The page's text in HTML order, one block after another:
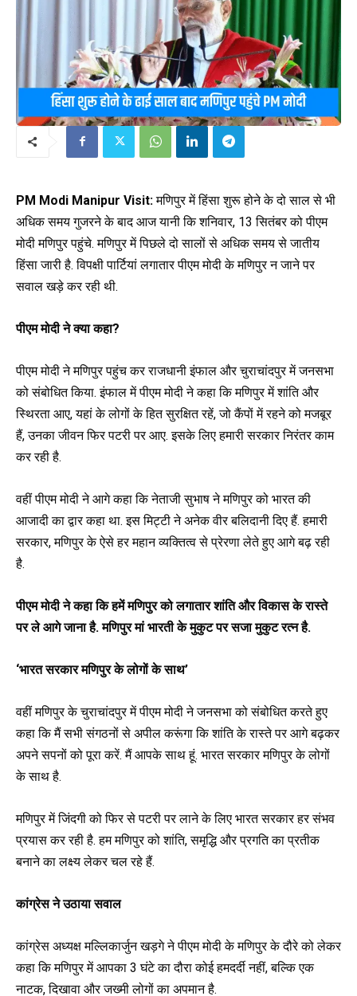
PM Modi Manipur Visit:मणिपुर में हिंसा शुरू होने के दो साल से भी
अधिक समय गुजरने के बाद आज यानी कि शनिवार, 13 सितंबर को पीएम
मोदी मणिपुर पहुंचे. मणिपुर में पिछले दो सालों से अधिक समय से जातीय
हिंसा जारी है. विपक्षी पार्टियां लगातार पीएम मोदी के मणिपुर न जाने पर
सवाल खड़े कर रही थी.
पीएम मोदी ने क्या कहा?
पीएम मोदी ने मणिपुर पहुंच कर राजधानी इंफाल और चुराचांदपुर में जनसभा
को संबोधित किया. इंफाल में पीएम मोदी ने कहा कि मणिपुर में शांति और
स्थिरता आए, यहां के लोगों के हित सुरक्षित रहें, जो कैंपों में रहने को मजबूर
हैं, उनका जीवन फिर पटरी पर आए. इसके लिए हमारी सरकार निरंतर काम
कर रही है.
वहीं पीएम मोदी ने आगे कहा कि नेताजी सुभाष ने मणिपुर को भारत की
आजादी का द्वार कहा था. इस मिट्टी ने अनेक वीर बलिदानी दिए हैं. हमारी
सरकार, मणिपुर के ऐसे हर महान व्यक्तित्व से प्रेरणा लेते हुए आगे बढ़ रही
है.
पीएम मोदी ने कहा कि हमें मणिपुर को लगातार शांति और विकास के रास्ते
पर ले आगे जाना है. मणिपुर मां भारती के मुकुट पर सजा मुकुट रत्न है.
‘भारत सरकार मणिपुर के लोगों के साथ’
वहीं मणिपुर के चुराचांदपुर में पीएम मोदी ने जनसभा को संबोधित करते हुए
कहा कि मैं सभी संगठनों से अपील करूंगा कि शांति के रास्ते पर आगे बढ़कर
अपने सपनों को पूरा करें.मैं आपके साथ हूं. भारत सरकार मणिपुर के लोगों
के साथ है.
मणिपुर में जिंदगी को फिर से पटरी पर लाने के लिए भारत सरकार हर संभव
प्रयास कर रही है. हम मणिपुर को शांति,समृद्धि और प्रगति का प्रतीक
बनाने का लक्ष्य लेकर चल रहे हैं.
कांग्रेस ने उठाया सवाल
कांग्रेस अध्यक्ष मल्लिकार्जुन खड़गे ने पीएम मोदी के मणिपुर के दौरे को लेकर
कहा कि मणिपुर में आपका 3 घंटे का दौरा कोई हमदर्दी नहीं, बल्कि एक
नाटक, दिखावा और जख्मी लोगों का अपमान है.